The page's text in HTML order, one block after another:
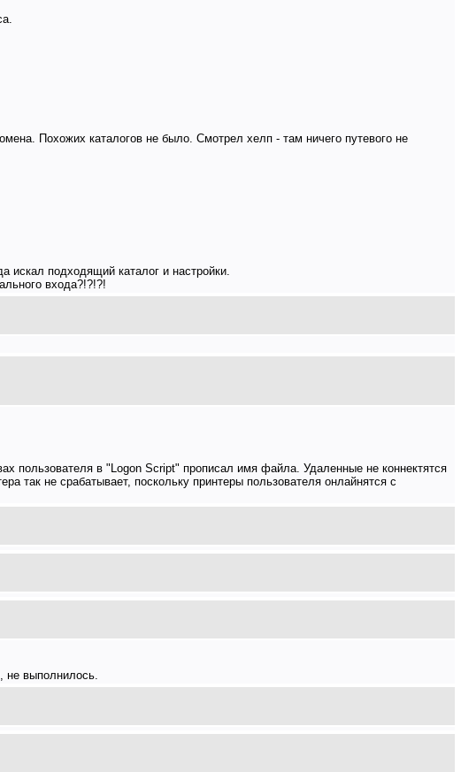
Похожих каталогов не было. Смотрел хелп - там ничего путевого не
искал подходящий каталог и настройки.
входа?!?!?!
пользователя в "Logon Script" прописал имя файла. Удаленные не коннектятся
так не срабатывает, поскольку принтеры пользователя онлайнятся с
не выполнилось.